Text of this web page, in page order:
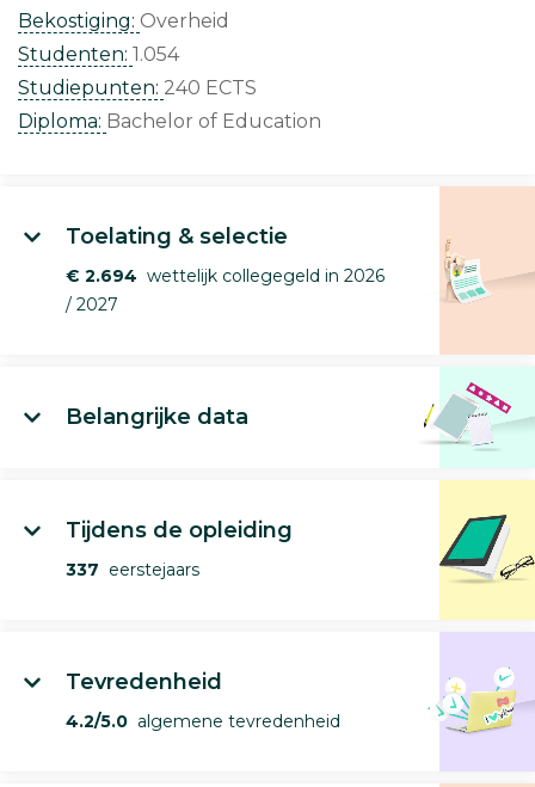
Bekostiging: Overheid
Studenten: 1.054
Studiepunten: 240 ECTS
Diploma: Bachelor of Education
Toelating & selectie
€ 2.694 wettelijk collegegeld in 2026
/ 2027
Belangrijke data
Tijdens de opleiding
337 eerstejaars
Tevredenheid
4.2/5.0 algemene tevredenheid